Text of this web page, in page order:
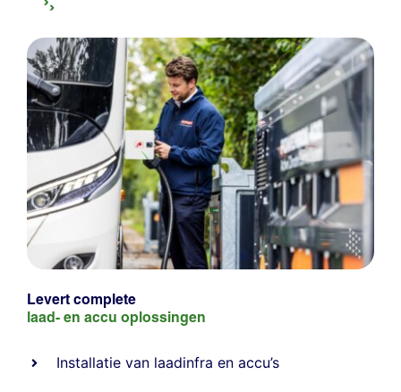
Levert complete
laad- en accu oplossingen
Installatie van laadinfra en accu’s